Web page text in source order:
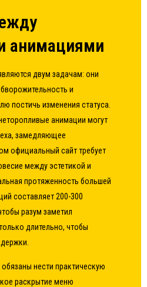
анимациями
двум задачам: они
и
постичь изменения статуса.
анимации могут
замедляющее
официальный сайт требует
между эстетикой и
протяженность большей
составляет 200-300
разум заметил
длительно, чтобы
нести практическую
раскрытие меню